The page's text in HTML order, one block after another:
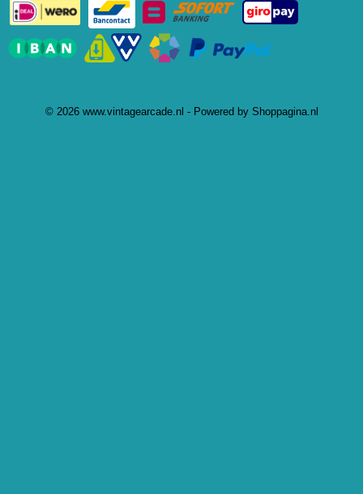
© 2026 www.vintagearcade.nl - Powered by Shoppagina.nl